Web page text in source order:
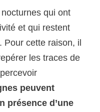
qui ont
et qui restent
Pour cette raison, il
les traces de
peuvent
présence d’une